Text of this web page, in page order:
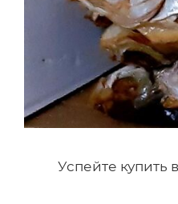
Успейте купить